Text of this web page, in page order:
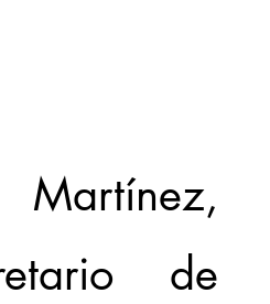
de